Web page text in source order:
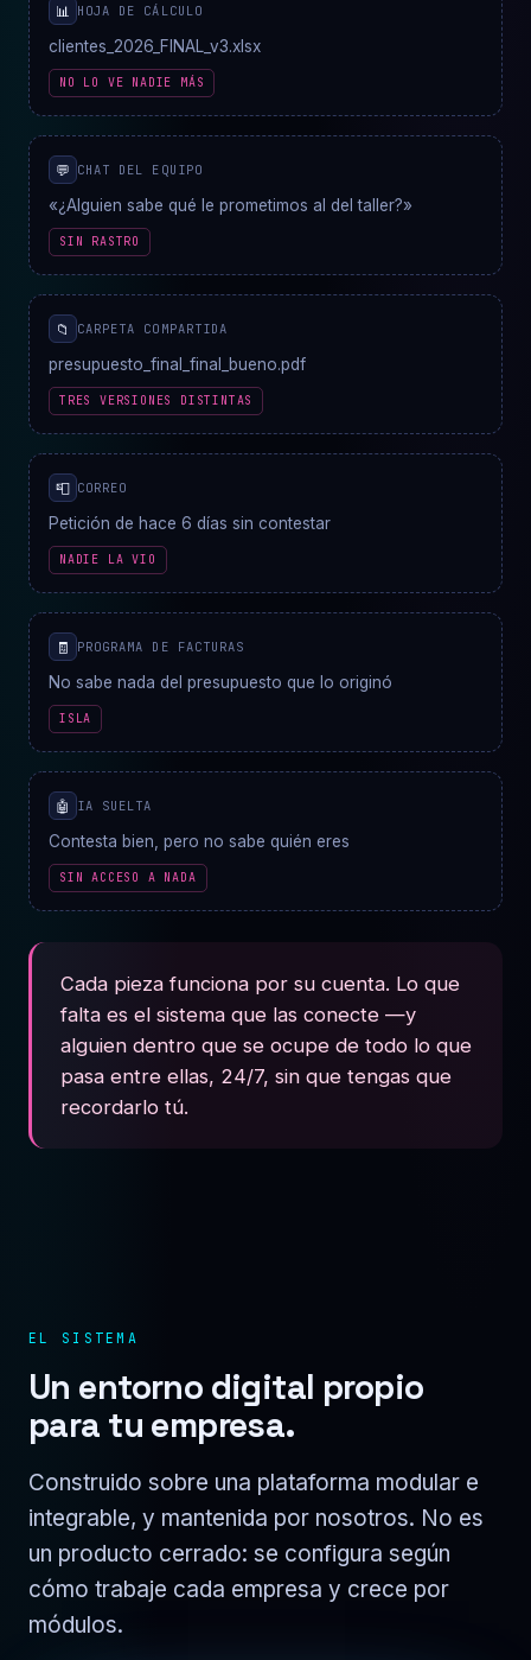
📊 HOJA DE CÁLCULO
clientes_2026_FINAL_v3.xlsx
NO LO VE NADIE MÁS
💬 CHAT DEL EQUIPO
«¿Alguien sabe qué le prometimos al del taller?»
SIN RASTRO
📁 CARPETA COMPARTIDA
presupuesto_final_final_bueno.pdf
TRES VERSIONES DISTINTAS
📮 CORREO
Petición de hace 6 días sin contestar
NADIE LA VIO
🧾 PROGRAMA DE FACTURAS
No sabe nada del presupuesto que lo originó
ISLA
🤖 IA SUELTA
Contesta bien, pero no sabe quién eres
SIN ACCESO A NADA
Cada pieza funciona por su cuenta. Lo que
falta es el sistema que las conecte —y
alguien dentro que se ocupe de todo lo que
pasa entre ellas, 24/7, sin que tengas que
recordarlo tú.
EL SISTEMA
Un entorno digital propio
para tu empresa.
Construido sobre una plataforma modular e
integrable, y mantenida por nosotros. No es
un producto cerrado: se configura según
cómo trabaje cada empresa y crece por
módulos.